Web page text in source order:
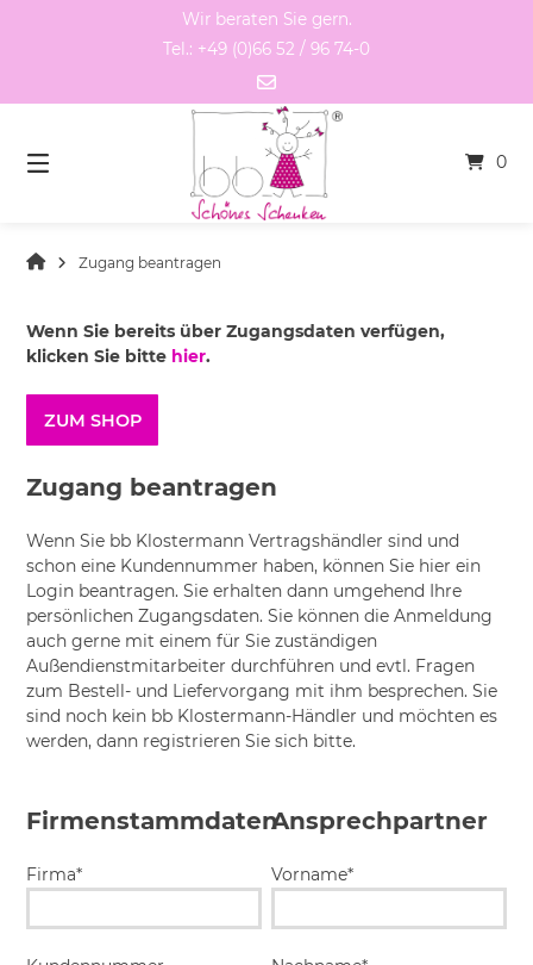
Wir beraten Sie gern.
Tel.: +49 (0)66 52 / 96 74-0
0
Zugang beantragen
Wenn Sie bereits über Zugangsdaten verfügen,
klicken Sie bitte hier.
ZUM SHOP
Zugang beantragen
Wenn Sie bb Klostermann Vertragshändler sind und
schon eine Kundennummer haben, können Sie hier ein
Login beantragen. Sie erhalten dann umgehend Ihre
persönlichen Zugangsdaten. Sie können die Anmeldung
auch gerne mit einem für Sie zuständigen
Außendienstmitarbeiter durchführen und evtl. Fragen
zum Bestell- und Liefervorgang mit ihm besprechen. Sie
sind noch kein bb Klostermann-Händler und möchten es
werden, dann registrieren Sie sich bitte.
Firmenstammdaten
Firma*
Ansprechpartner
Vorname*